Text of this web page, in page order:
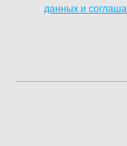
данных и